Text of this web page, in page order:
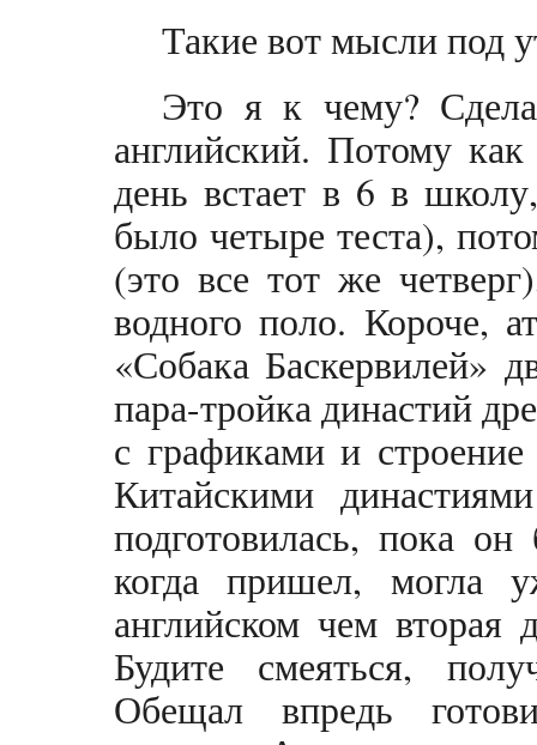
Такие вот мысли под
Это я к чему?
английский. Потому
день встает в 6 в
было четыре теста),
(это все тот же
водного поло. Короче,
«Собака Баскервилей»
пара-тройка династий
с графиками и
Китайскими
подготовилась, пока
когда пришел, могла
английском чем вторая
Будите смеяться,
Обещал впредь